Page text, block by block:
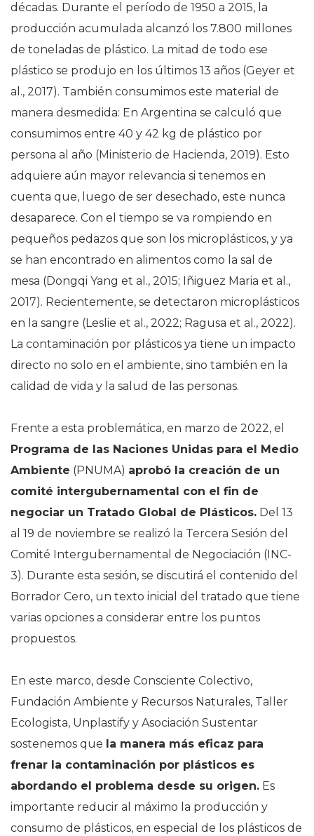
décadas. Durante el período de 1950 a 2015, la
producción acumulada alcanzó los 7.800 millones
de toneladas de plástico. La mitad de todo ese
plástico se produjo en los últimos 13 años (Geyer et
al., 2017). También consumimos este material de
manera desmedida: En Argentina se calculó que
consumimos entre 40 y 42 kg de plástico por
persona al año (Ministerio de Hacienda, 2019). Esto
adquiere aún mayor relevancia si tenemos en
cuenta que, luego de ser desechado, este nunca
desaparece. Con el tiempo se va rompiendo en
pequeños pedazos que son los microplásticos, y ya
se han encontrado en alimentos como la sal de
mesa (Dongqi Yang et al., 2015; Iñiguez Maria et al.,
2017). Recientemente, se detectaron microplásticos
en la sangre (Leslie et al., 2022; Ragusa et al., 2022).
La contaminación por plásticos ya tiene un impacto
directo no solo en el ambiente, sino también en la
calidad de vida y la salud de las personas.
Frente a esta problemática, en marzo de 2022, el
Programa de las Naciones Unidas para el Medio
Ambiente (PNUMA) aprobó la creación de un
comité intergubernamental con el fin de
negociar un Tratado Global de Plásticos. Del 13
al 19 de noviembre se realizó la Tercera Sesión del
Comité Intergubernamental de Negociación (INC-
3). Durante esta sesión, se discutirá el contenido del
Borrador Cero, un texto inicial del tratado que tiene
varias opciones a considerar entre los puntos
propuestos.
En este marco, desde Consciente Colectivo,
Fundación Ambiente y Recursos Naturales, Taller
Ecologista, Unplastify y Asociación Sustentar
sostenemos que la manera más eficaz para
frenar la contaminación por plásticos es
abordando el problema desde su origen. Es
importante reducir al máximo la producción y
consumo de plásticos, en especial de los plásticos de